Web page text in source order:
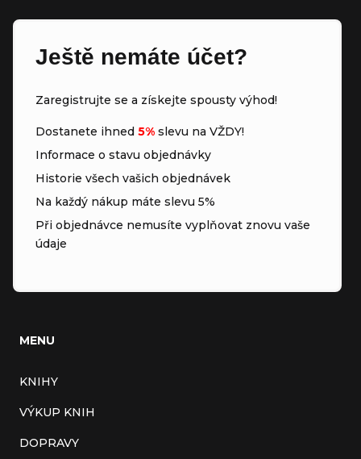
Ještě nemáte účet?
Zaregistrujte se a získejte spousty výhod!
Dostanete ihned 5% slevu na VŽDY!
Informace o stavu objednávky
Historie všech vašich objednávek
Na každý nákup máte slevu 5%
Při objednávce nemusíte vyplňovat znovu vaše
údaje
MENU
KNIHY
VÝKUP KNIH
DOPRAVY